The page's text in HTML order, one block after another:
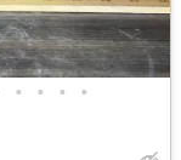
• • • •